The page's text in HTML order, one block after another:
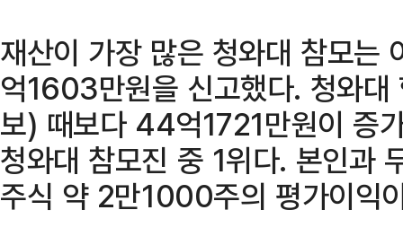
재산이 가장 많은 청와대 참모는
억1603만원을 신고했다. 청와
보) 때보다 44억1721만원이 증
청와대 참모진 중 1위다. 본인과
주식 약 2만1000주의 평가이익